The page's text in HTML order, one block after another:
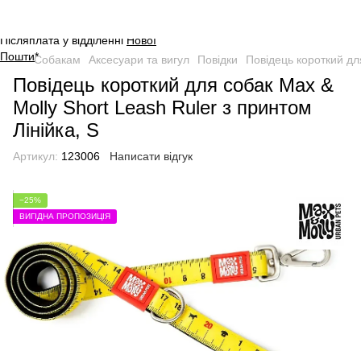
Собакам Аксесуари та вигул Повідки Повідець короткий
Повідець короткий для собак Max &
Molly Short Leash Ruler з принтом
Лінійка, S
Артикул: 123006 Написати відгук
−25%
ВИГІДНА ПРОПОЗИЦІЯ
Післяплата у відділенні Нової
Пошти*